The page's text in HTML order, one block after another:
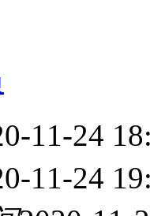
11-24
11-24